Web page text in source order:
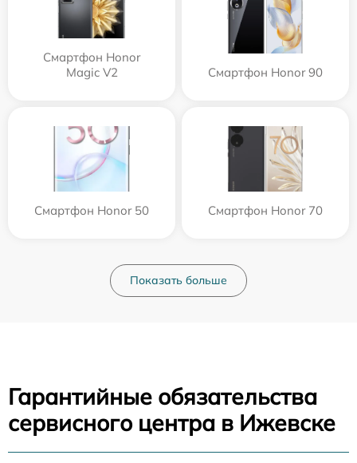
Смартфон Honor
Magic V2
Смартфон Honor 90
Смартфон Honor 50 Смартфон Honor 70
Показать больше
Гарантийные обязательства
сервисного центра в Ижевске